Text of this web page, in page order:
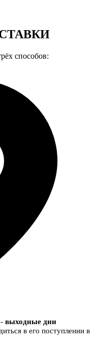
способов:
выходные дни
в его поступлении в